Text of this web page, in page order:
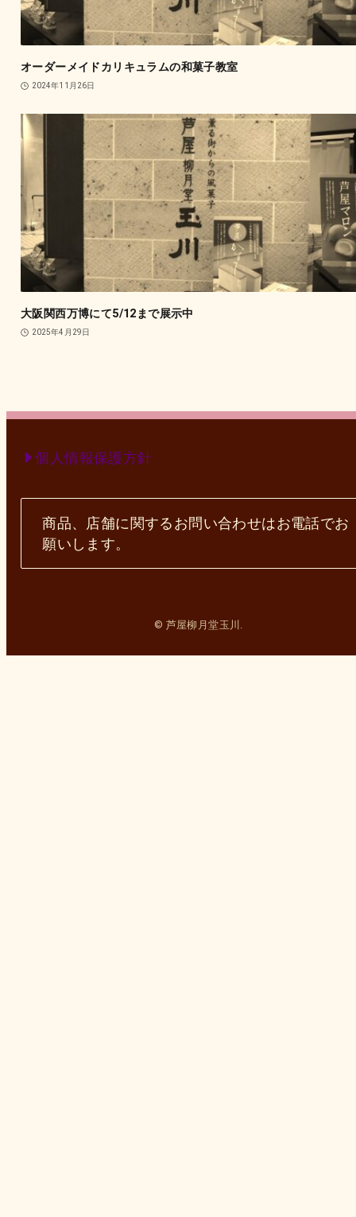
オーダーメイドカリキュラムの和菓子教室
2024年11月26日
大阪関西万博にて5/12まで展示中
2025年4月29日
個人情報保護方針
商品、店舗に関するお問い合わせはお電話でお
願いします。
© 芦屋柳月堂玉川.